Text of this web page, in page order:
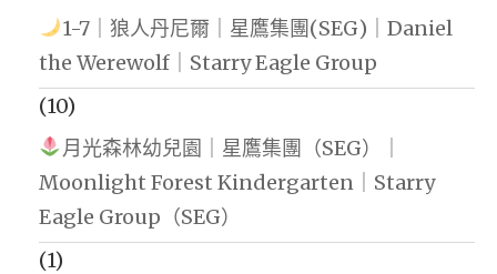
1-7｜狼人丹尼爾｜星鷹集團(SEG)｜Daniel
the Werewolf｜Starry Eagle Group
(10)
月光森林幼兒園｜星鷹集團（SEG）｜
Moonlight Forest Kindergarten｜Starry
Eagle Group（SEG）
(1)